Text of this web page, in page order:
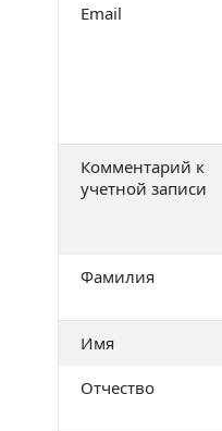
Email
Комментарий к
учетной записи
Фамилия
Имя
Отчество